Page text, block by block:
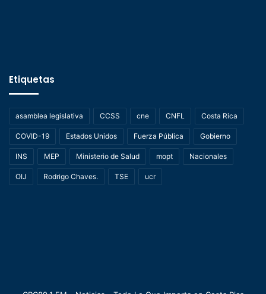
Etiquetas
asamblea legislativa CCSS cne CNFL Costa Rica
COVID-19 Estados Unidos Fuerza Pública Gobierno
INS MEP Ministerio de Salud mopt Nacionales
OIJ Rodrigo Chaves. TSE ucr